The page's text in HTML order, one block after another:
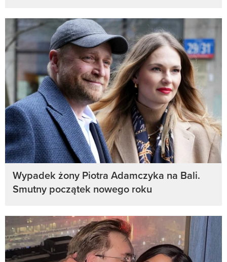
Wypadek żony Piotra Adamczyka na Bali.
Smutny początek nowego roku